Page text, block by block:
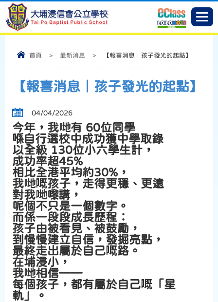
首頁 > 最新消息 > 【報喜消息｜孩子發光的起點】
【報喜消息｜孩子發光的起點】
04/04/2026
今年，我哋有 60位同學
喺自行選校中成功獲中學取錄
以全級 130位小六學生計，
成功率超45%
相比全港平均約30%，
我哋嘅孩子，走得更穩、更遠
對我哋嚟講，
呢個不只是一個數字。
而係一段段成長歷程：
孩子由被看見、被鼓勵，
到慢慢建立自信，發掘亮點，
最終走出屬於自己嘅路。
在埔浸小，
我哋相信——
每個孩子，都有屬於自己嘅「星
軌」。